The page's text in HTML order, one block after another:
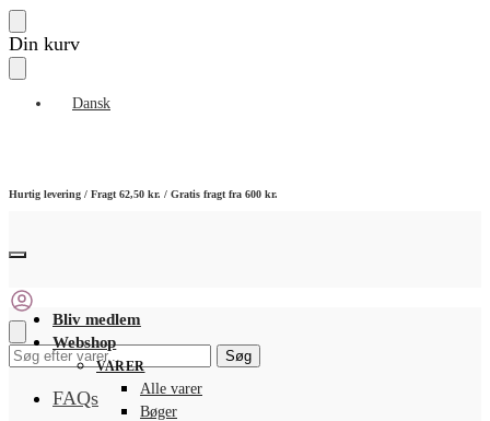
Skip
to
Skip
to
Din kurv
Dansk
Hurtig levering / Fragt 62,50 kr. / Gratis fragt fra 600 kr.
Søg
Søg
FAQs
Bliv medlem
Webshop
VARER
Alle varer
Bøger